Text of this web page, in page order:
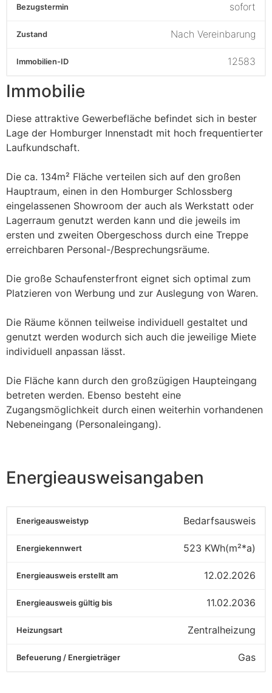
Bezugstermin sofort
Zustand Nach Vereinbarung
Immobilien-ID 12583
Immobilie
Diese attraktive Gewerbefläche befindet sich in bester
Lage der Homburger Innenstadt mit hoch frequentierter
Laufkundschaft.
Die ca. 134m² Fläche verteilen sich auf den großen
Hauptraum, einen in den Homburger Schlossberg
eingelassenen Showroom der auch als Werkstatt oder
Lagerraum genutzt werden kann und die jeweils im
ersten und zweiten Obergeschoss durch eine Treppe
erreichbaren Personal-/Besprechungsräume.
Die große Schaufensterfront eignet sich optimal zum
Platzieren von Werbung und zur Auslegung von Waren.
Die Räume können teilweise individuell gestaltet und
genutzt werden wodurch sich auch die jeweilige Miete
individuell anpassan lässt.
Die Fläche kann durch den großzügigen Haupteingang
betreten werden. Ebenso besteht eine
Zugangsmöglichkeit durch einen weiterhin vorhandenen
Nebeneingang (Personaleingang).
Energieausweisangaben
Enerigeausweistyp Bedarfsausweis
Energiekennwert 523 KWh(m²*a)
Energieausweis erstellt am 12.02.2026
Energieausweis gültig bis 11.02.2036
Heizungsart Zentralheizung
Befeuerung / Energieträger Gas